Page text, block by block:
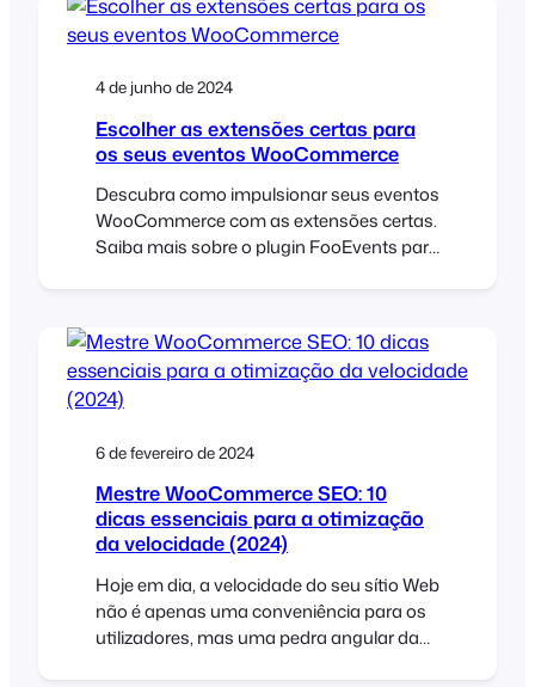
qualquer sítio WordPress ou
WooCommerce. Na semana passada,
2023, na África do Sul. O evento local [...]
4 de junho de 2024
Escolher as extensões certas para
os seus eventos WooCommerce
Descubra como impulsionar seus eventos
WooCommerce com as extensões certas.
Saiba mais sobre o plugin FooEvents para
dos participantes em todos os seus
eventos.
6 de fevereiro de 2024
Mestre WooCommerce SEO: 10
dicas essenciais para a otimização
da velocidade (2024)
Hoje em dia, a velocidade do seu sítio Web
não é apenas uma conveniência para os
utilizadores, mas uma pedra angular da